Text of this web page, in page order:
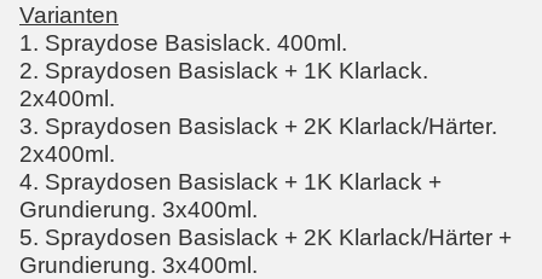
Varianten
1. Spraydose Basislack. 400ml.
2. Spraydosen Basislack + 1K Klarlack.
2x400ml.
3. Spraydosen Basislack + 2K Klarlack/Härter.
2x400ml.
4. Spraydosen Basislack + 1K Klarlack +
Grundierung. 3x400ml.
5. Spraydosen Basislack + 2K Klarlack/Härter +
Grundierung. 3x400ml.